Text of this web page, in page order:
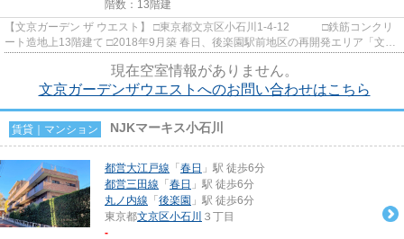
階数：13階建
【文京ガーデン ザ ウエスト】 □東京都文京区小石川1-4-12 □鉄筋コンクリ
ート造地上13階建て □2018年9月築 春日、後楽園駅前地区の再開発エリア「文京
現在空室情報がありません。
文京ガーデンザウエストへのお問い合わせはこちら
賃貸｜マンション NJKマーキス小石川
都営大江戸線 「 春日 」駅 徒歩6分
都営三田線 「 春日 」駅 徒歩6分
丸ノ内線 「 後楽園 」駅 徒歩6分
東京都文京区小石川 ３丁目
-